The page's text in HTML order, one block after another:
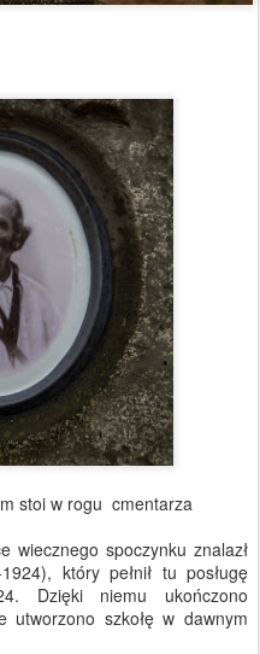
stoi w rogu cmentarza
wiecznego spoczynku znalazł
który pełnił tu posługę
Dzięki niemu ukończono
szkołę w dawnym